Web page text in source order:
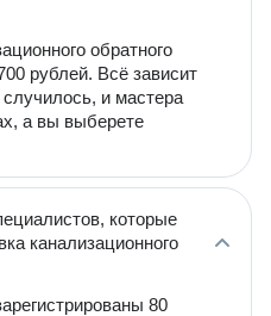
обратного
рублей. Всё зависит
и мастера
а вы выберете
которые
канализационного
80